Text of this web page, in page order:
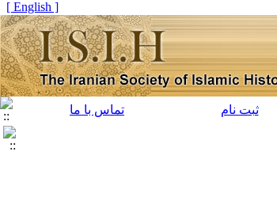
[ English ]
ثبت نام تماس با ما